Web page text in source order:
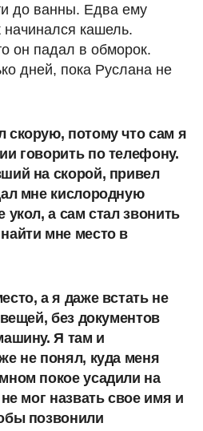
до ванны. Едва ему
начинался кашель.
он падал в обморок.
дней, пока Руслана не
скорую, потому что сам я
говорить по телефону.
на скорой, привел
мне кислородную
укол, а сам стал звонить
мне место в
а я даже встать не
без документов
Я там и
не понял, куда меня
покое усадили на
мог назвать свое имя и
позвонили